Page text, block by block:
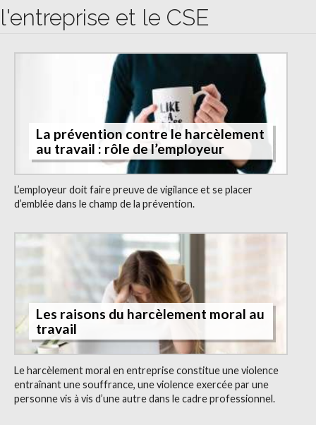
l'entreprise et le CSE
La prévention contre le harcèlement
au travail : rôle de l’employeur
L’employeur doit faire preuve de vigilance et se placer
d’emblée dans le champ de la prévention.
Les raisons du harcèlement moral au
travail
Le harcèlement moral en entreprise constitue une violence
entraînant une souffrance, une violence exercée par une
personne vis à vis d’une autre dans le cadre professionnel.